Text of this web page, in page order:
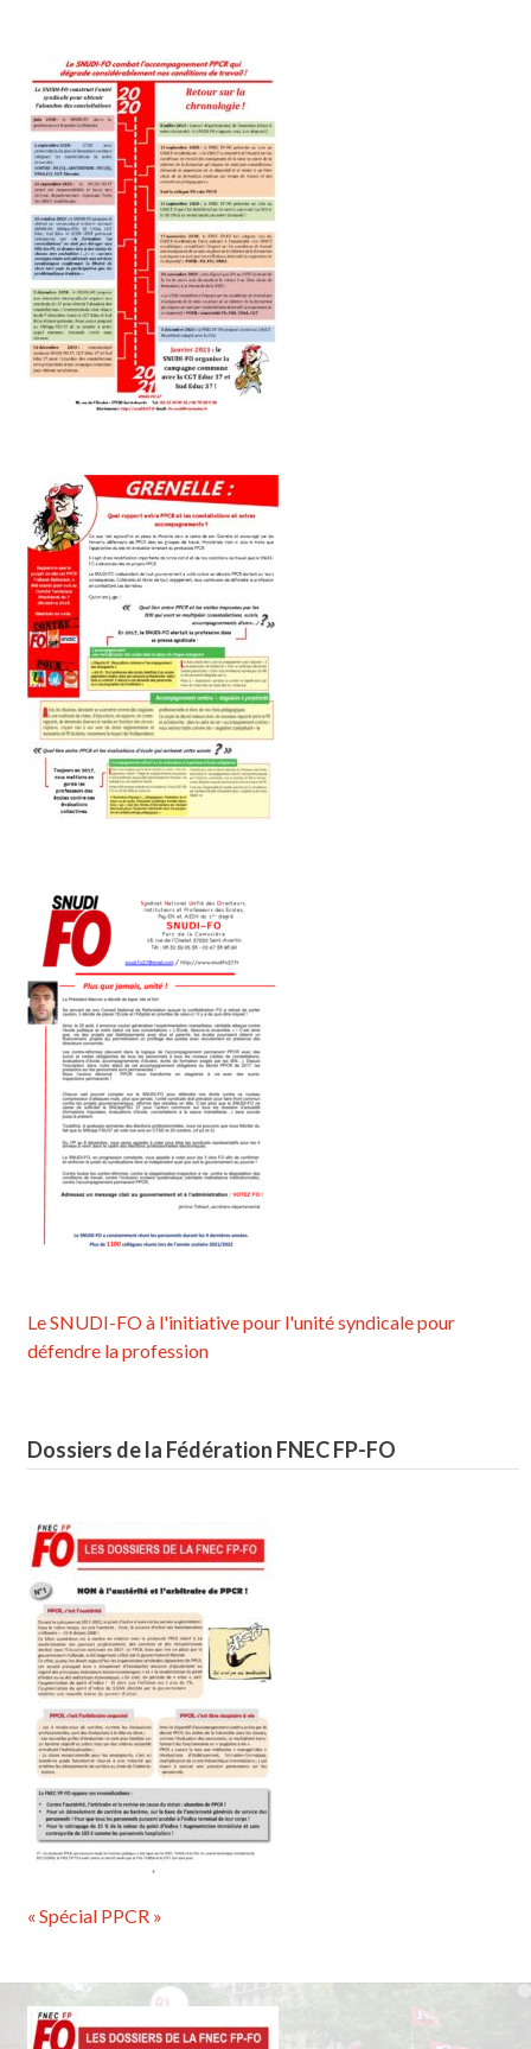
Le SNUDI-FO à l'initiative pour l'unité syndicale pour
défendre la profession
Dossiers de la Fédération FNEC FP-FO
« Spécial PPCR »